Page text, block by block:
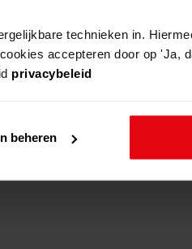
technieken in.
accepteren door op 'Ja,
privacybeleid
beheren